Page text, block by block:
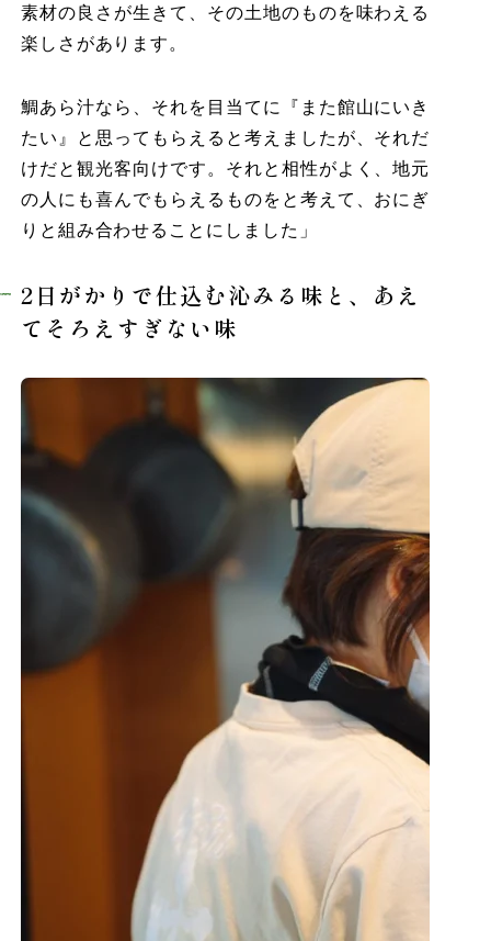
素材の良さが生きて、その土地のものを味わえる
楽しさがあります。
鯛あら汁なら、それを目当てに『また館山にいき
たい』と思ってもらえると考えましたが、それだ
けだと観光客向けです。それと相性がよく、地元
の人にも喜んでもらえるものをと考えて、おにぎ
りと組み合わせることにしました」
2日がかりで仕込む沁みる味と、あえ
てそろえすぎない味